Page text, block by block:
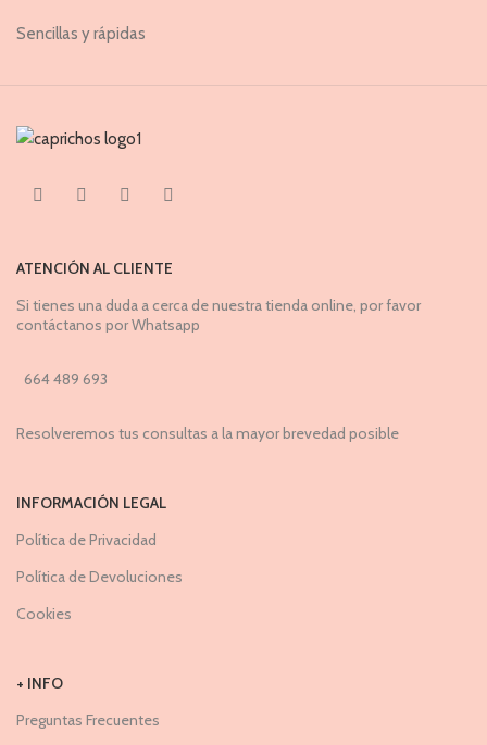
Sencillas y rápidas
ATENCIÓN AL CLIENTE
Si tienes una duda a cerca de nuestra tienda online, por favor
contáctanos por Whatsapp
664 489 693
Resolveremos tus consultas a la mayor brevedad posible
INFORMACIÓN LEGAL
Política de Privacidad
Política de Devoluciones
Cookies
+ INFO
Preguntas Frecuentes